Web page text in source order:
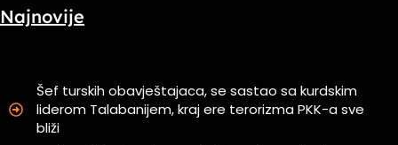
Najnovije
Šef turskih obavještajaca, se sastao sa kurdskim
liderom Talabanijem, kraj ere terorizma PKK-a sve
bliži